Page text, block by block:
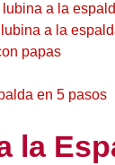
a la
a la
papas
en 5 pasos
la